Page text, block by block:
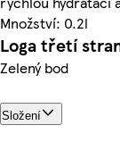
Množství: 0.2l
Loga třetí
Zelený bod
Složení